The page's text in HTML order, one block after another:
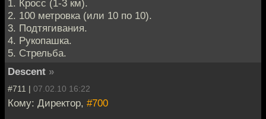
1. Кросс (1-3 км).
2. 100 метровка (или 10 по 10).
3. Подтягивания.
4. Рукопашка.
5. Стрельба.
Descent »
#711 | 07.02.10 16:22
Кому: Директор, #700